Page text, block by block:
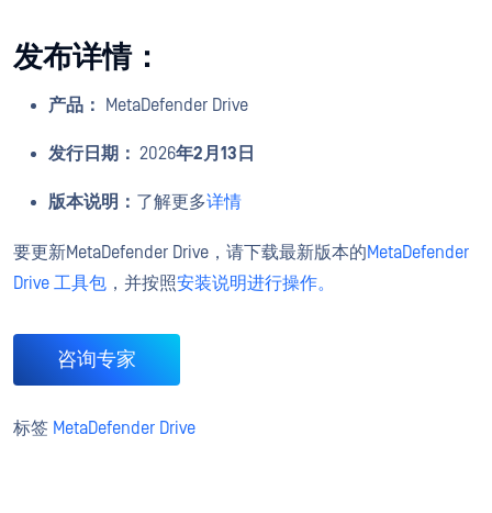
发布详情：
产品： MetaDefender Drive
发行日期： 2026年2月13日
版本说明： 了解更多详情
要更新MetaDefender Drive，请下载最新版本的MetaDefender
Drive 工具包 ，并按照安装说明进行操作。
咨询专家
标签 MetaDefender Drive